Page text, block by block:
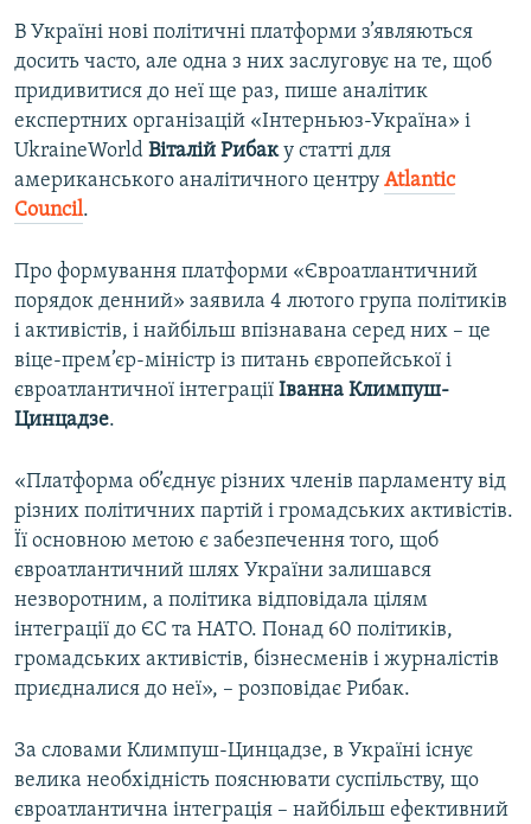
В Україні нові політичні платформи з’являються
досить часто, але одна з них заслуговує на те, щоб
придивитися до неї ще раз, пише аналітик
експертних організацій «Інтерньюз-Україна» і
UkraineWorld Віталій Рибаку статті для
американського аналітичного центру Atlantic
Council.
Про формування платформи «Євроатлантичний
порядок денний» заявила 4 лютого група політиків
і активістів, і найбільш впізнавана серед них – це
віце-прем’єр-міністр із питань європейської і
євроатлантичної інтеграції Іванна Климпуш-
Цинцадзе.
«Платформа об’єднує різних членів парламенту від
різних політичних партій і громадських активістів.
Її основною метою є забезпечення того, щоб
євроатлантичний шлях України залишався
незворотним, а політика відповідала цілям
інтеграції до ЄС та НАТО. Понад 60 політиків,
громадських активістів, бізнесменів і журналістів
приєдналися до неї», – розповідає Рибак.
За словами Климпуш-Цинцадзе, в Україні існує
велика необхідність пояснювати суспільству, що
євроатлантична інтеграція – найбільш ефективний